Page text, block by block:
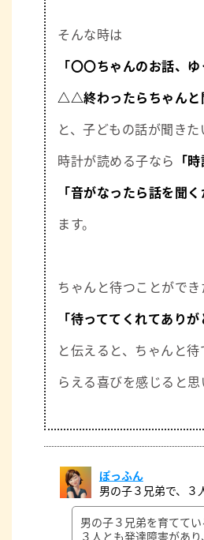
そんな時は
「〇〇ちゃんのお話、
△△終わったらちゃんと
と、子どもの話が聞き
時計が読める子なら 「
「音がなったら話を聞く
ます。
ちゃんと待つことがで
「待っててくれてあり
と伝えると、ちゃんと
らえる喜びを感じると思
ぽっふん
男の子３兄弟で、３
男の子３兄弟を育ててい
３人とも発達障害があ